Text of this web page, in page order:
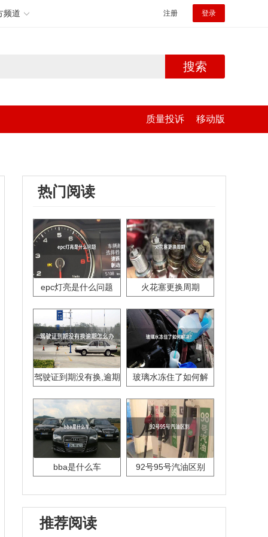
频道 注册 登录
搜索
质量投诉 移动版
热门阅读
epc灯亮是什么问题 火花塞更换周期
驾驶证到期没有换,逾期
玻璃水冻住了如何解
bba是什么车 92号95号汽油区别
推荐阅读